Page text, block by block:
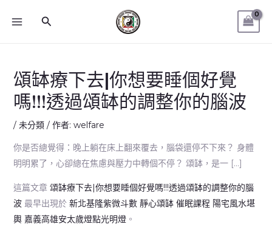
搜
頌缽療下去|你想要睡個好覺
嗎!!!透過頌缽的調整你的腦波
/ 未分類/ 作者: welfare
你是否總覺得：晚上躺在床上翻來覆去，腦袋還停不下來？ 身體
明明累了，心卻總在焦慮與壓力中轉個不停？ 頌缽，是一 […]
這篇文章 頌缽療下去|你想要睡個好覺嗎!!!透過頌缽的調整你的腦
波最早出現於 新北基隆紫微斗數 靜心頌缽 催眠課程 陽宅風水堪
輿 嘉義高雄安太歲燈點光明燈。